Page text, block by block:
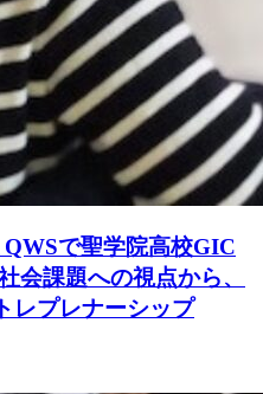
で聖学院高校GIC
会課題への視点から、
レプレナーシップ